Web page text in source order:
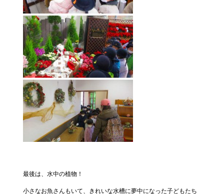
最後は、水中の植物！
小さなお魚さんもいて、きれいな水槽に夢中になった子どもたち